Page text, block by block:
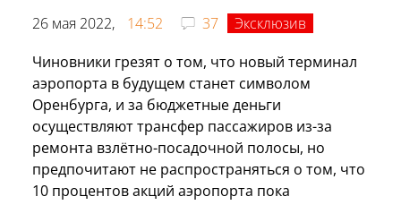
26 мая 2022, 14:52 37
Эксклюзив
Чиновники грезят о том, что новый терминал
аэропорта в будущем станет символом
Оренбурга, и за бюджетные деньги
осуществляют трансфер пассажиров из-за
ремонта взлётно-посадочной полосы, но
предпочитают не распространяться о том, что
10 процентов акций аэропорта пока